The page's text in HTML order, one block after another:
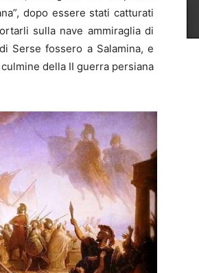
dopo essere stati catturati
sulla nave ammiraglia di
Serse fossero a Salamina, e
della II guerra persiana